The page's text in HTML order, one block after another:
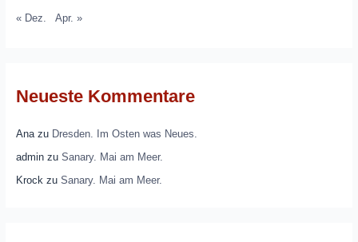
« Dez. Apr. »
Neueste Kommentare
Anazu Dresden. Im Osten was Neues.
adminzu Sanary. Mai am Meer.
Krock zu Sanary. Mai am Meer.